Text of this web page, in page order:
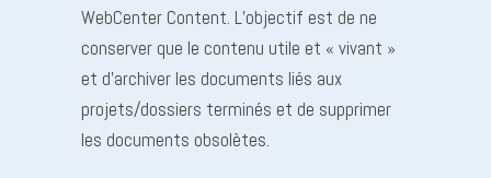
WebCenter Content. L’objectif est de ne
conserver que le contenu utile et « vivant »
et d’archiver les documents liés aux
projets/dossiers terminés et de supprimer
les documents obsolètes.